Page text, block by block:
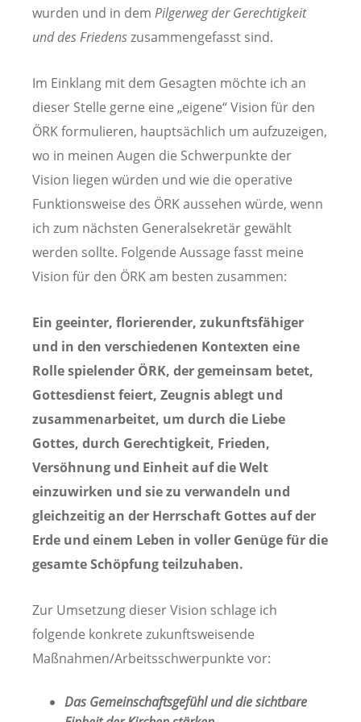
wurden und in dem Pilgerweg der Gerechtigkeit
und des Friedenszusammengefasst sind.
Im Einklang mit dem Gesagten möchte ich an
dieser Stelle gerne eine „eigene“ Vision für den
ÖRK formulieren, hauptsächlich um aufzuzeigen,
wo in meinen Augen die Schwerpunkte der
Vision liegen würden und wie die operative
Funktionsweise des ÖRK aussehen würde, wenn
ich zum nächsten Generalsekretär gewählt
werden sollte. Folgende Aussage fasst meine
Vision für den ÖRK am besten zusammen:
Ein geeinter, florierender, zukunftsfähiger
und in den verschiedenen Kontexten eine
Rolle spielender ÖRK, der gemeinsam betet,
Gottesdienst feiert, Zeugnis ablegt und
zusammenarbeitet, um durch die Liebe
Gottes, durch Gerechtigkeit, Frieden,
Versöhnung und Einheit auf die Welt
einzuwirken und sie zu verwandeln und
gleichzeitig an der Herrschaft Gottes auf der
Erde und einem Leben in voller Genüge für die
gesamte Schöpfung teilzuhaben.
Zur Umsetzung dieser Vision schlage ich
folgende konkrete zukunftsweisende
Maßnahmen/Arbeitsschwerpunkte vor:
Das Gemeinschaftsgefühl und die sichtbare